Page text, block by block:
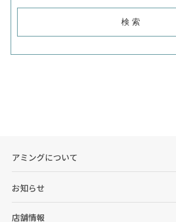
アミングについて
お知らせ
店舗情報